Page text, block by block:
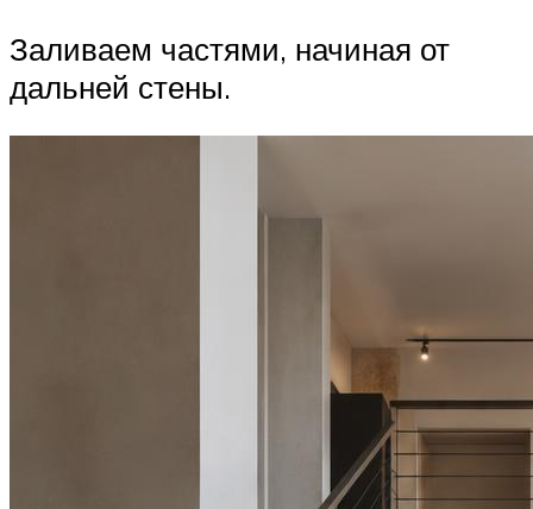
Заливаем частями, начиная от
дальней стены.